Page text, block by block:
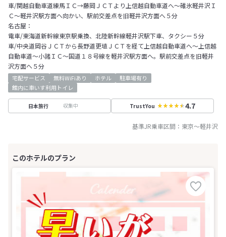
車/関越自動車道練馬ＩＣ→藤岡ＪＣＴより上信越自動車道へ～碓氷軽井沢Ｉ
Ｃ～軽井沢駅方面へ向かい、駅前交差点を旧軽井沢方面へ５分
名古屋：
電車/東海道新幹線東京駅乗換、北陸新幹線軽井沢駅下車、タクシー５分
車/中央道岡谷ＪＣＴから長野道更埴ＪＣＴを経て上信越自動車道へ～上信越
自動車道～小諸ＩＣ～国道１８号線を軽井沢駅方面へ。駅前交差点を旧軽井
沢方面へ５分
宅配サービス 無料WiFiあり ホテル
駐車場有り
館内に車いす利用トイレ
日本旅行 収集中 TrustYou 4.7
基準JR乗車区間： 東京～軽井沢